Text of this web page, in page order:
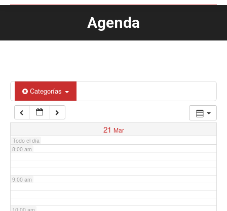
Agenda
Estás aquí:
Categorías
21 Mar
Todo el día
6:00 am
7:00 am
8:00 am
9:00 am